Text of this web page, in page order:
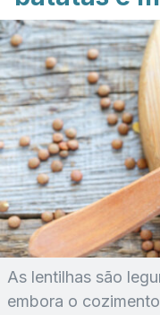
As lentilhas são
embora o